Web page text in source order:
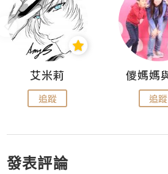
艾米莉
追蹤 追蹤
發表評論